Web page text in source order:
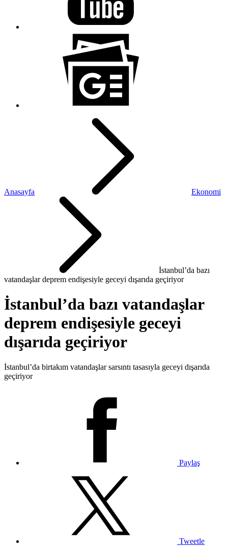
Anasayfa Ekonomi
İstanbul’da bazı
vatandaşlar deprem endişesiyle geceyi dışarıda geçiriyor
İstanbul’da bazı vatandaşlar
deprem endişesiyle geceyi
dışarıda geçiriyor
İstanbul’da birtakım vatandaşlar sarsıntı tasasıyla geceyi dışarıda
geçiriyor
Paylaş
Tweetle